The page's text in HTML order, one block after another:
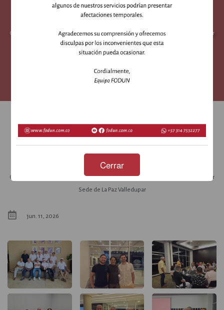
FODUN fortalece su compromiso con la Sede
de La Paz Valledupar
Celebración del Día del Profesor y presentación del proyecto Casa de Bienestar
Sede de La Paz Valledupar
La Paz Valledupar
Celebración del Día del Profesor y presentación del proyecto Casa de Bienestar
Sede de La Paz Valledupar
jun. 11, 2026
Cerrar